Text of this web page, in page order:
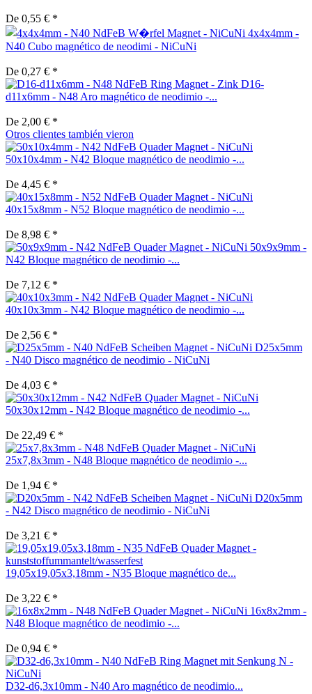
De 0,55 € *
4x4x4mm -
N40 Cubo magnético de neodimi - NiCuNi
De 0,27 € *
D16-
d11x6mm - N48 Aro magnético de neodimio -...
De 2,00 € *
Otros clientes también vieron
50x10x4mm - N42 Bloque magnético de neodimio -...
De 4,45 € *
40x15x8mm - N52 Bloque magnético de neodimio -...
De 8,98 € *
50x9x9mm -
N42 Bloque magnético de neodimio -...
De 7,12 € *
40x10x3mm - N42 Bloque magnético de neodimio -...
De 2,56 € *
D25x5mm
- N40 Disco magnético de neodimio - NiCuNi
De 4,03 € *
50x30x12mm - N42 Bloque magnético de neodimio -...
De 22,49 € *
25x7,8x3mm - N48 Bloque magnético de neodimio -...
De 1,94 € *
D20x5mm
- N42 Disco magnético de neodimio - NiCuNi
De 3,21 € *
19,05x19,05x3,18mm - N35 Bloque magnético de...
De 3,22 € *
16x8x2mm -
N48 Bloque magnético de neodimio -...
De 0,94 € *
D32-d6,3x10mm - N40 Aro magnético de neodimio...